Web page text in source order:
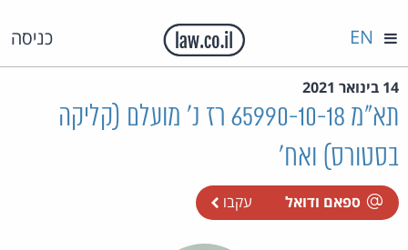
כניסה EN
14 בינואר 2021
תא"מ 65990-10-18 רז נ' מועלם (קליקה
בסטורס) ואח'
ספאם ודואל עקבו